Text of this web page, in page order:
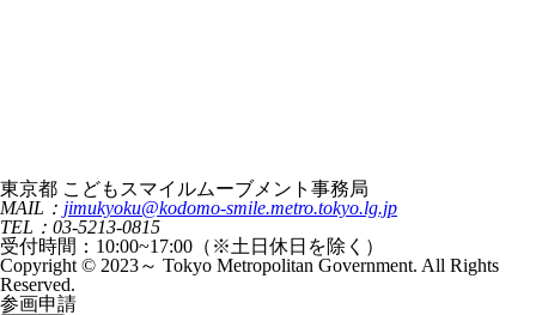
東京都 こどもスマイルムーブメント事務局
MAIL： jimukyoku@kodomo-smile.metro.tokyo.lg.jp
TEL：03-5213-0815
受付時間：10:00~17:00（※土日休日を除く）
Copyright © 2023～ Tokyo Metropolitan Government. All Rights
Reserved.
参画申請